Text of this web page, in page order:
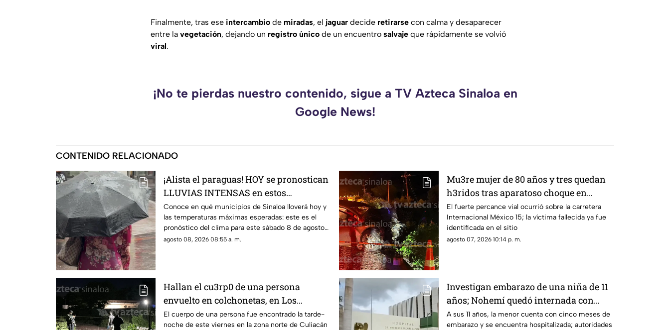
Finalmente, tras ese intercambio de miradas, el jaguar decide retirarse con calma y desaparecer
entre la vegetación, dejando un registro único de un encuentro salvaje que rápidamente se volvió
viral.
¡No te pierdas nuestro contenido, sigue a TV Azteca Sinaloa en
Google News!
CONTENIDO RELACIONADO
¡Alista el paraguas! HOY se pronostican
LLUVIAS INTENSAS en estos
municipios de Sinaloa
Conoce en qué municipios de Sinaloa lloverá hoy y
las temperaturas máximas esperadas: este es el
pronóstico del clima para este sábado 8 de agosto
de 2026
agosto 08, 2026 08:55 a. m.
Mu3re mujer de 80 años y tres quedan
h3ridos tras aparatoso choque en
Limón de los Ramos, Culiacán
El fuerte percance vial ocurrió sobre la carretera
Internacional México 15; la víctima fallecida ya fue
identificada en el sitio
agosto 07, 2026 10:14 p. m.
Hallan el cu3rp0 de una persona
envuelto en colchonetas, en Los
Cerritos, Culiacán
El cuerpo de una persona fue encontrado la tarde-
noche de este viernes en la zona norte de Culiacán
Investigan embarazo de una niña de 11
años; Nohemí quedó internada con
cinco meses de gestación
A sus 11 años, la menor cuenta con cinco meses de
embarazo y se encuentra hospitalizada; autoridades